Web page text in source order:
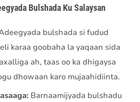
Bulshada Ku Salaysan
bulshada si fudud
karaa goobaha la yaqaan sida
ah, taas oo ka dhigaysa
dhowaan karo mujaahidiinta.
Barnaamijyada bulshadu